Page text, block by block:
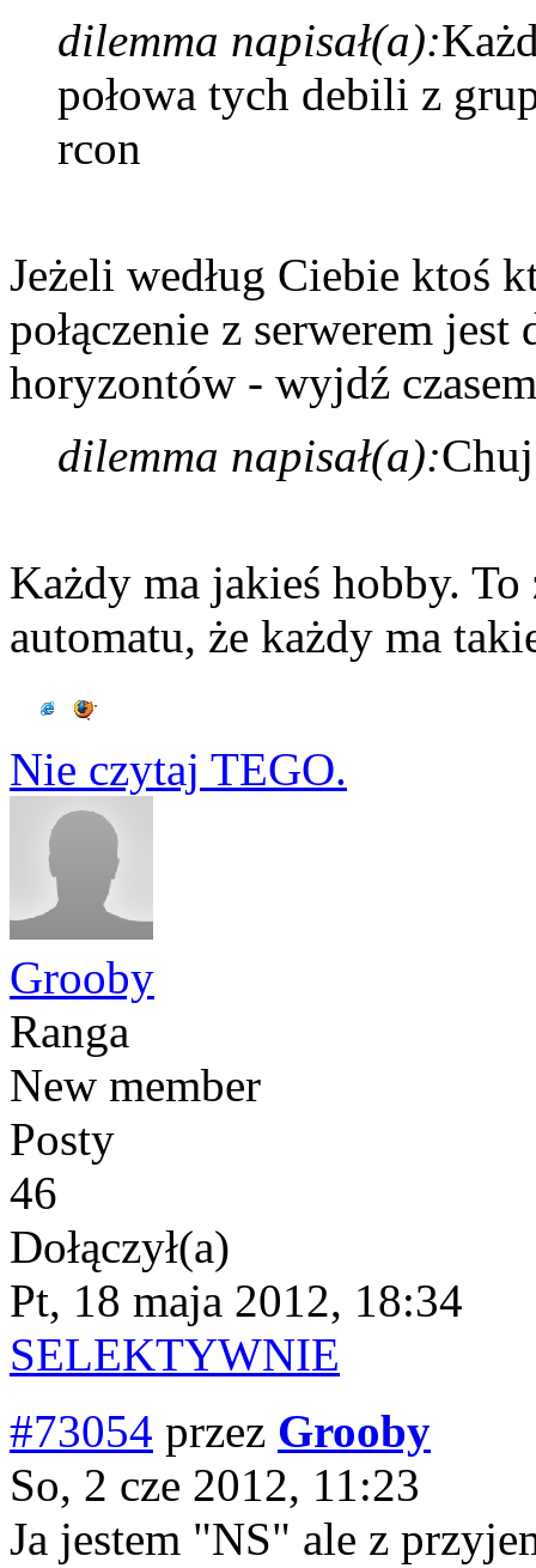
dilemma napisał(a):
połowa tych debili z
rcon
Jeżeli według Ciebie ktoś
połączenie z serwerem
horyzontów - wyjdź
dilemma napisał(a):
Każdy ma jakieś hobby.
automatu, że każdy ma
Nie czytaj TEGO.
Grooby
Ranga
New member
Posty
46
Dołączył(a)
Pt, 18 maja 2012, 18:34
SELEKTYWNIE
#73054 przez Grooby
So, 2 cze 2012, 11:23
Ja jestem "NS" ale z